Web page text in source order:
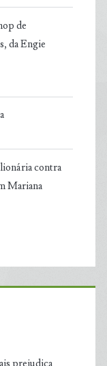
de
da Engie
contra
Mariana